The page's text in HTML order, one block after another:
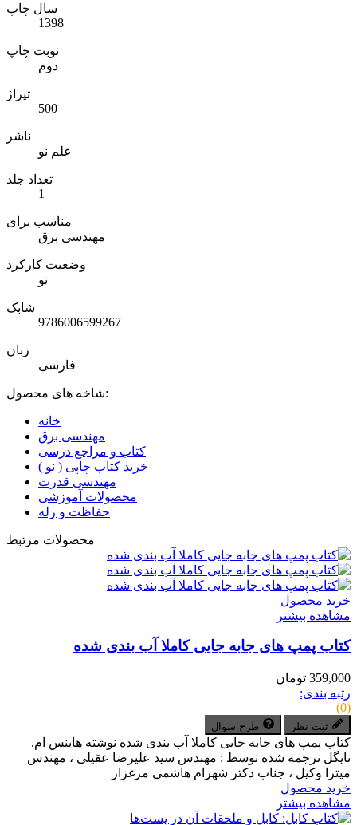
سال چاپ
1398
نوبت چاپ
دوم
تیراژ
500
ناشر
علم نو
تعداد جلد
1
مناسب برای
مهندسی برق
وضعیت کارکرد
نو
شابک
9786006599267
زبان
فارسی
شاخه های محصول:
خانه
مهندسی برق
کتاب و مراجع درسی
خرید کتاب چاپی ( نو )
مهندسی قدرت
محصولات آموزشی
حفاظت و رله
محصولات مرتبط
خرید محصول
مشاهده بیشتر
کتاب پمپ های جابه جایی کاملا آب بندی شده
359,000 تومان
رتبه بندی:
(0)
ثبت نظر طرح سوال
کتاب پمپ های جابه جایی کاملا آب بندی شده نوشته هاینس ام.
نایگل ترجمه شده توسط : مهندس سید علیرضا عقیلی ، مهندس
میترا وکیل ، جناب دکتر شهرام هاشمی مرغزار
خرید محصول
مشاهده بیشتر